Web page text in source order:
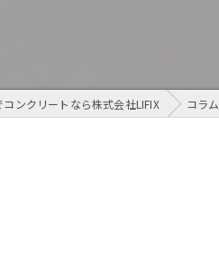
コンクリートなら株式会社LIFIX コラム